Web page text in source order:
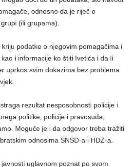
odnosno da je riječ o
(ili grupama).
podatke o njegovim pomagačima i
i informacije ko štiti Ivetića i da li
uprkos svim dokazima bez problema
rezultat nesposobnosti policije i
politike, policije i pravosuđa,
Moguće je i da odgovor treba tražiti
odnosima SNSD-a i HDZ-a.
uglavnom poznat po svom